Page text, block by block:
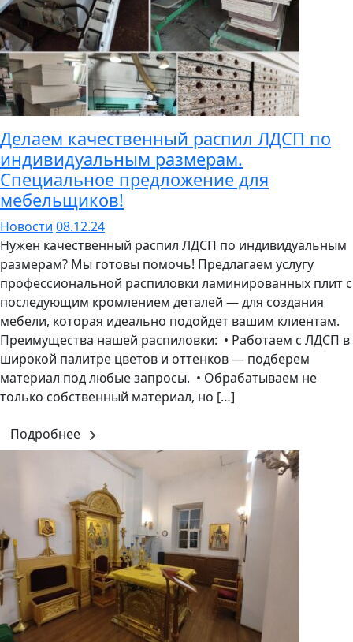
Делаем качественный распил ЛДСП по
индивидуальным размерам.
Специальное предложение для
мебельщиков!
Новости 08.12.24
Нужен качественный распил ЛДСП по индивидуальным
размерам? Мы готовы помочь! Предлагаем услугу
профессиональной распиловки ламинированных плит с
последующим кромлением деталей — для создания
мебели, которая идеально подойдет вашим клиентам.
Преимущества нашей распиловки: • Работаем с ЛДСП в
широкой палитре цветов и оттенков — подберем
материал под любые запросы. • Обрабатываем не
только собственный материал, но […]
Подробнее